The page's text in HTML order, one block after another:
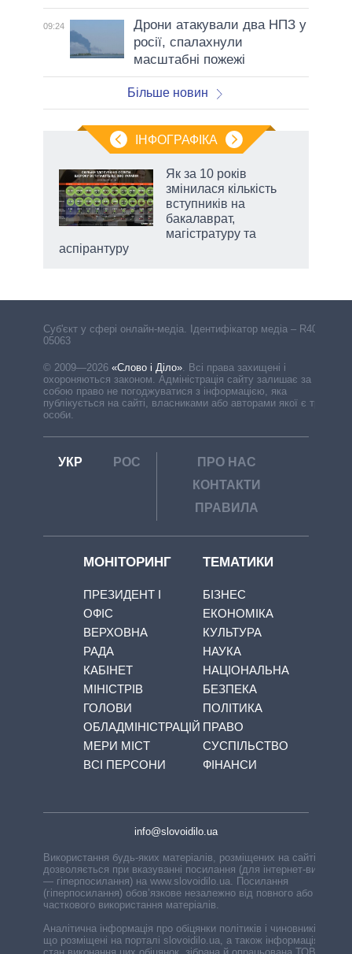
09:24
Дрони атакували два НПЗ у
росії, спалахнули
масштабні пожежі
Більше новин
ІНФОГРАФІКА
Як за 10 років
змінилася кількість
вступників на
бакалаврат,
магістратуру та
аспірантуру
Cуб'єкт у сфері онлайн-медіа. Ідентифікатор медіа – R40-
05063
© 2009—2026 «Слово і Діло». Всі права захищені і
охороняються законом. Адміністрація сайту залишає за
собою право не погоджуватися з інформацією, яка
публікується на сайті, власниками або авторами якої є треті
особи.
УКР РОС
ПРО НАС
КОНТАКТИ
ПРАВИЛА
МОНІТОРИНГ
ПРЕЗИДЕНТ І
ОФІС
ВЕРХОВНА
РАДА
КАБІНЕТ
МІНІСТРІВ
ГОЛОВИ
ОБЛАДМІНІСТРАЦІЙ
МЕРИ МІСТ
ВСІ ПЕРСОНИ
ТЕМАТИКИ
БІЗНЕС
ЕКОНОМІКА
КУЛЬТУРА
НАУКА
НАЦІОНАЛЬНА
БЕЗПЕКА
ПОЛІТИКА
ПРАВО
СУСПІЛЬСТВО
ФІНАНСИ
info@slovoidilo.ua
Використання будь-яких матеріалів, розміщених на сайті,
дозволяється при вказуванні посилання (для інтернет-видань
— гіперпосилання) на www.slovoidilo.ua. Посилання
(гіперпосилання) обов’язкове незалежно від повного або
часткового використання матеріалів.
Аналітична інформація про обіцянки політиків і чиновників,
що розміщені на порталі slovoidilo.ua, а також інформація про